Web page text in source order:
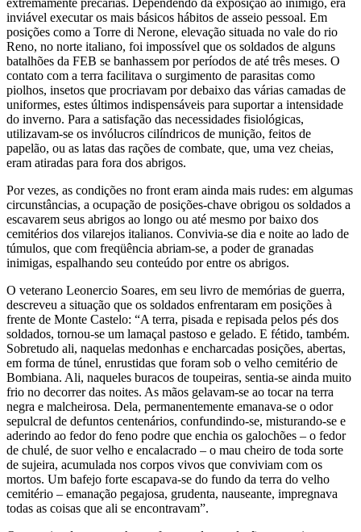
inviável executar os mais básicos hábitos de asseio pessoal. Em
posições como a Torre di Nerone, elevação situada no vale do rio
Reno, no norte italiano, foi impossível que os soldados de alguns
batalhões da FEB se banhassem por períodos de até três meses. O
contato com a terra facilitava o surgimento de parasitas como
piolhos, insetos que procriavam por debaixo das várias camadas de
uniformes, estes últimos indispensáveis para suportar a intensidade
do inverno. Para a satisfação das necessidades fisiológicas,
utilizavam-se os invólucros cilíndricos de munição, feitos de
papelão, ou as latas das rações de combate, que, uma vez cheias,
eram atiradas para fora dos abrigos.
Por vezes, as condições no front eram ainda mais rudes: em algumas
circunstâncias, a ocupação de posições-chave obrigou os soldados a
escavarem seus abrigos ao longo ou até mesmo por baixo dos
cemitérios dos vilarejos italianos. Convivia-se dia e noite ao lado de
túmulos, que com freqüência abriam-se, a poder de granadas
inimigas, espalhando seu conteúdo por entre os abrigos.
O veterano Leonercio Soares, em seu livro de memórias de guerra,
descreveu a situação que os soldados enfrentaram em posições à
frente de Monte Castelo: “A terra, pisada e repisada pelos pés dos
soldados, tornou-se um lamaçal pastoso e gelado. E fétido, também.
Sobretudo ali, naquelas medonhas e encharcadas posições, abertas,
em forma de túnel, enrustidas que foram sob o velho cemitério de
Bombiana. Ali, naqueles buracos de toupeiras, sentia-se ainda muito
frio no decorrer das noites. As mãos gelavam-se ao tocar na terra
negra e malcheirosa. Dela, permanentemente emanava-se o odor
sepulcral de defuntos centenários, confundindo-se, misturando-se e
aderindo ao fedor do feno podre que enchia os galochões – o fedor
de chulé, de suor velho e encalacrado – o mau cheiro de toda sorte
de sujeira, acumulada nos corpos vivos que conviviam com os
mortos. Um bafejo forte escapava-se do fundo da terra do velho
cemitério – emanação pegajosa, grudenta, nauseante, impregnava
todas as coisas que ali se encontravam”.